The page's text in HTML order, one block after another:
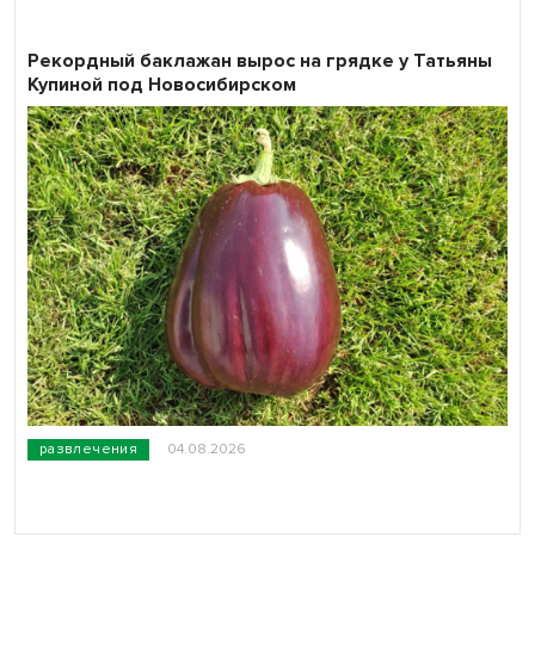
развлечения 04.08.2026
Рекордный баклажан вырос на грядке у Татьяны
Купиной под Новосибирском